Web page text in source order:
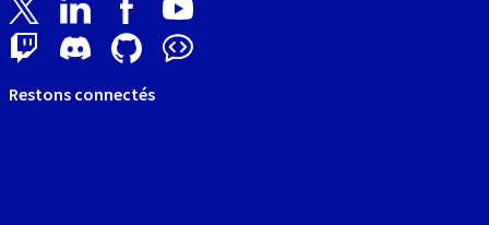
Restons connectés